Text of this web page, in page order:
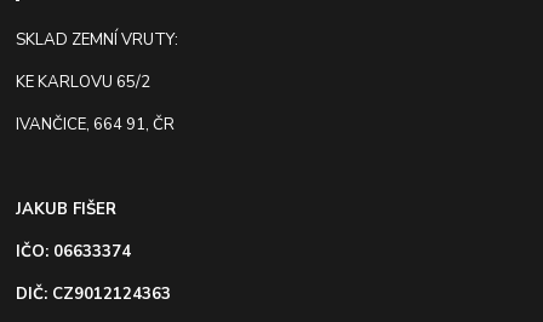
SKLAD ZEMNÍ VRUTY:
KE KARLOVU 65/2
IVANČICE, 664 91, ČR
JAKUB FIŠER
IČO: 06633374
DIČ: CZ9012124363